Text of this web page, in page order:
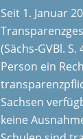
Seit 1. Januar
(Sächs-GVBl.
Person ein
Sachsen
keine